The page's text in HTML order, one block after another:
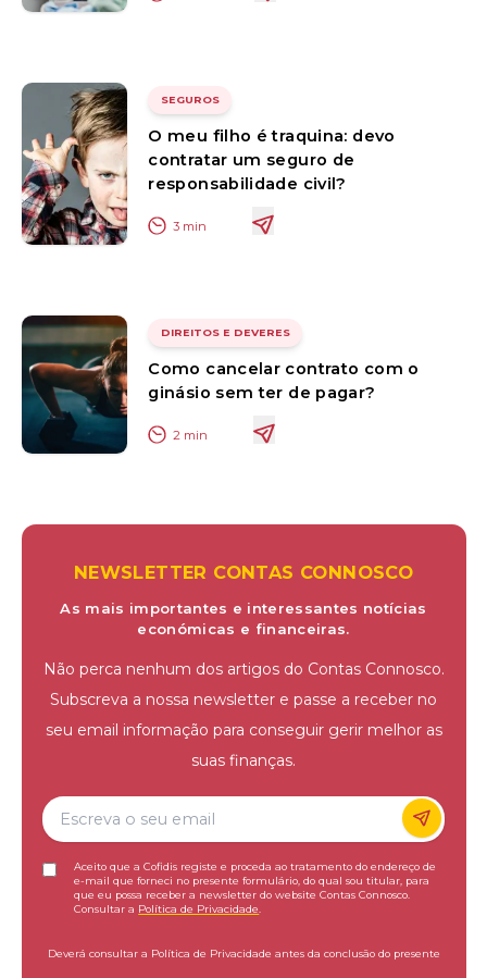
SEGUROS
O meu filho é traquina: devo
contratar um seguro de
responsabilidade civil?
3 min
DIREITOS E DEVERES
Como cancelar contrato com o
ginásio sem ter de pagar?
2 min
NEWSLETTER CONTAS CONNOSCO
As mais importantes e interessantes notícias
económicas e financeiras.
Não perca nenhum dos artigos do Contas Connosco.
Subscreva a nossa newsletter e passe a receber no
seu email informação para conseguir gerir melhor as
suas finanças.
Aceito que a Cofidis registe e proceda ao tratamento do endereço de
e-mail que forneci no presente formulário, do qual sou titular, para
que eu possa receber a newsletter do website Contas Connosco.
Consultar a Política de Privacidade
Deverá consultar a Política de Privacidade antes da conclusão do presente